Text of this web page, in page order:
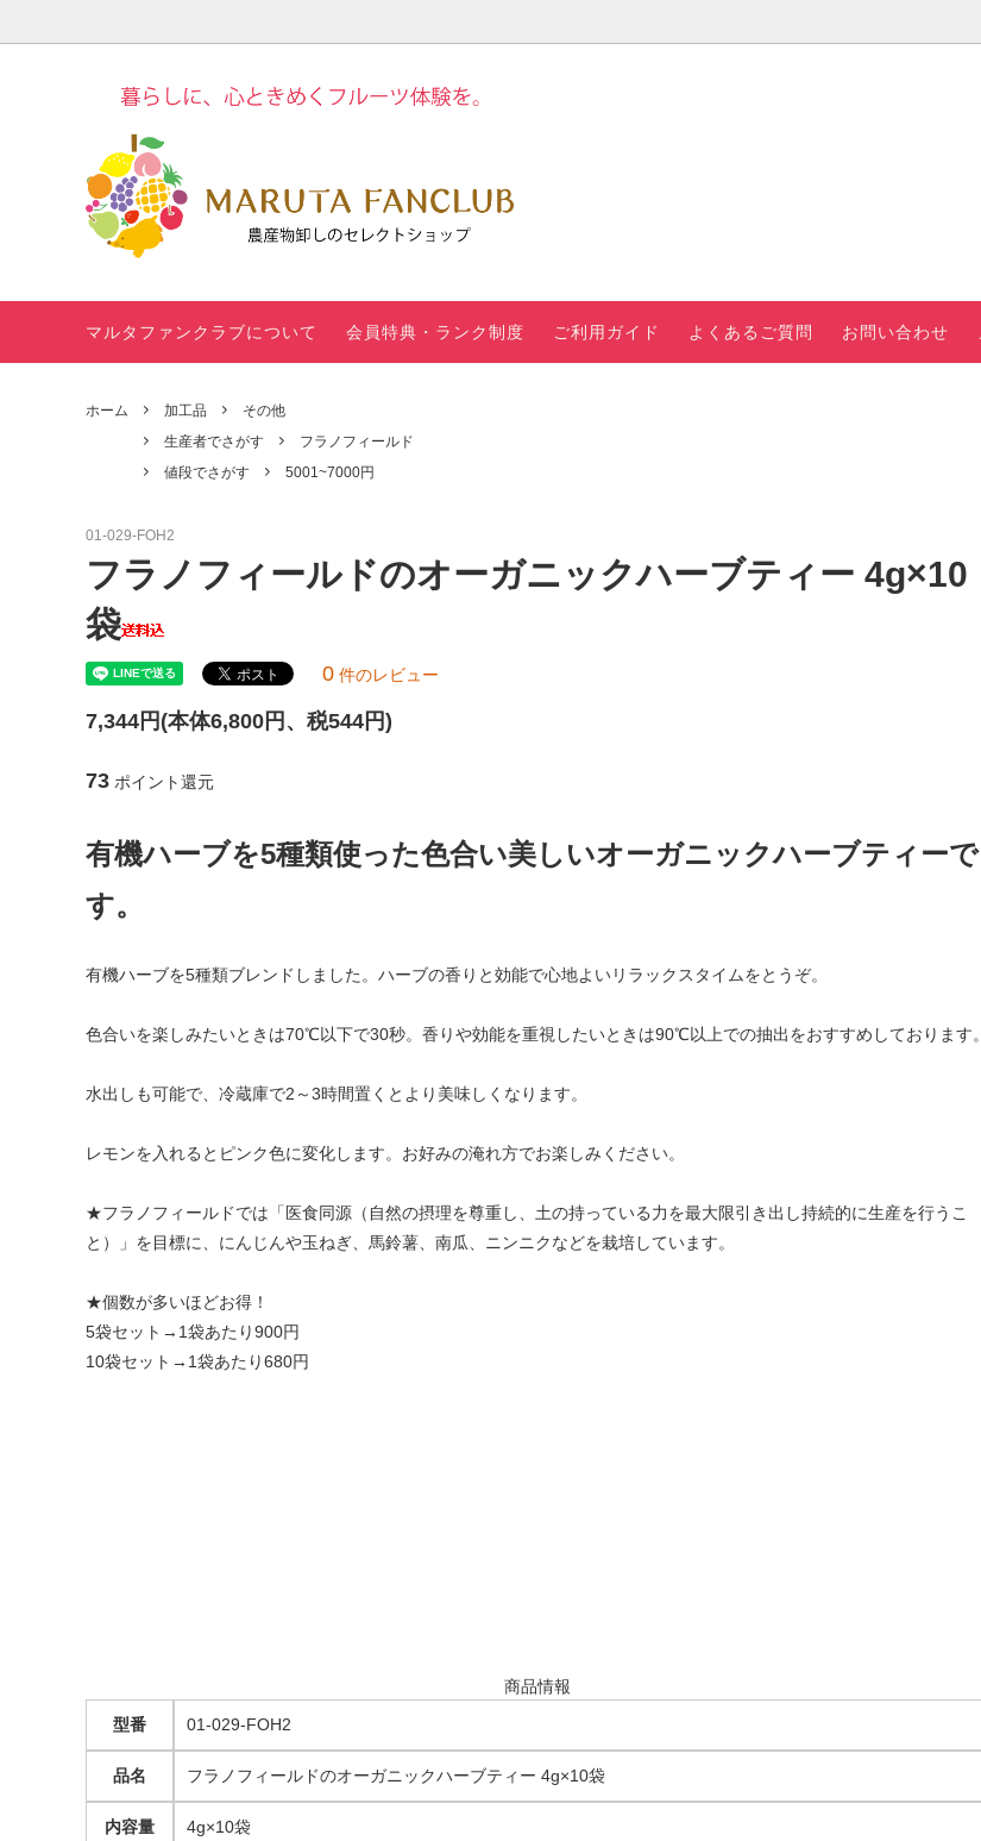
旬のフルーツ
モグラ堆肥
品目でさがす
す
ギフト
甘夏ドレッシ
ングの使い方
100種類以
のレシピ」
WEBチラシ
のフルーツギ
【重要】商品
法 変更のお知
ファンクラブ
マルタファンクラブについて 会員特典・ランク制度 ご利用ガイド よくあるご質問 お問い合わせ
ホーム 加工品
その他
生産者でさがす
フラノフィールド
値段でさがす
5001~7000円
01-029-FOH2
フラノフィールドのオーガニックハーブティー 4g×10
袋
0 件のレビュー
7,344円(本体6,800円、税544円)
73 ポイント還元
有機ハーブを5種類使った色合い美しいオーガニックハーブティーで
す。
有機ハーブを5種類ブレンドしました。ハーブの香りと効能で心地よいリラックスタイムをとうぞ。
色合いを楽しみたいときは70℃以下で30秒。香りや効能を重視したいときは90℃以上での抽出をおすすめしております。
水出しも可能で、冷蔵庫で2～3時間置くとより美味しくなります。
レモンを入れるとピンク色に変化します。お好みの淹れ方でお楽しみください。
★フラノフィールドでは「医食同源（自然の摂理を尊重し、土の持っている力を最大限引き出し持続的に生産を行うこ
と）」を目標に、にんじんや玉ねぎ、馬鈴薯、南瓜、ニンニクなどを栽培しています。
★個数が多いほどお得！
5袋セット→1袋あたり900円
10袋セット→1袋あたり680円
商品情報
型番
01-029-FOH2
品名 フラノフィールドのオーガニックハーブティー 4g×10袋
内容量 4g×10袋